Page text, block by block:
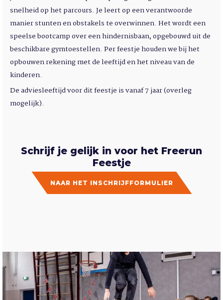
snelheid op het parcours. Je leert op een verantwoorde
manier stunten en obstakels te overwinnen. Het wordt een
speelse bootcamp over een hindernisbaan, opgebouwd uit de
beschikbare gymtoestellen. Per feestje houden we bij het
opbouwen rekening met de leeftijd en het niveau van de
kinderen.
De adviesleeftijd voor dit feestje is vanaf 7 jaar (overleg
mogelijk).
Schrijf je gelijk in voor het Freerun
Feestje
NAAR HET INSCHRIJFFORMULIER